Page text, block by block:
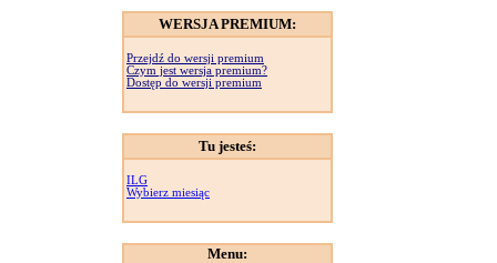
WERSJA PREMIUM:
Przejdź do wersji premium
Czym jest wersja premium?
Dostęp do wersji premium
Tu jesteś:
ILG
Wybierz miesiąc
Menu: